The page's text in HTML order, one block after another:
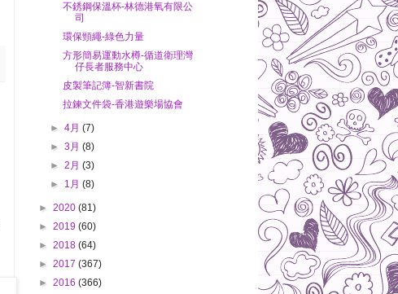
不銹鋼保溫杯-林德港氧有限公
司
環保頸繩-綠色力量
方形簡易運動水樽-循道衛理灣
仔長者服務中心
皮製筆記簿-智新書院
拉鍊文件袋-香港遊樂場協會
►4月(7)
►3月(8)
►2月(3)
► 1月(8)
► 2020 (81)
► 2019 (60)
► 2018 (64)
► 2017 (367)
► 2016 (366)